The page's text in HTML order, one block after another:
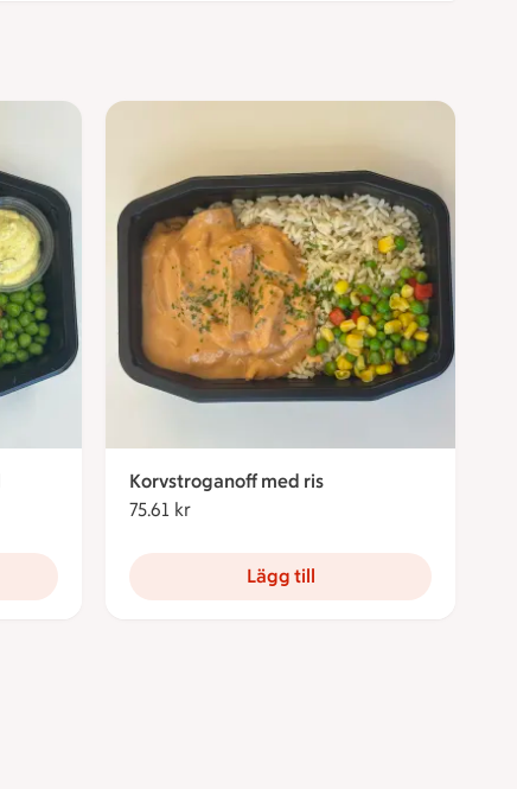
Korvstroganoff med ris
75.61 kr
Lägg till